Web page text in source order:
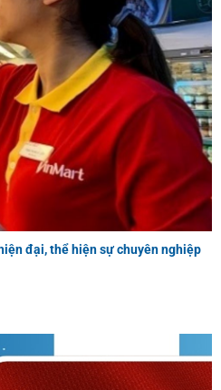
đại, thể hiện sự chuyên nghiệp